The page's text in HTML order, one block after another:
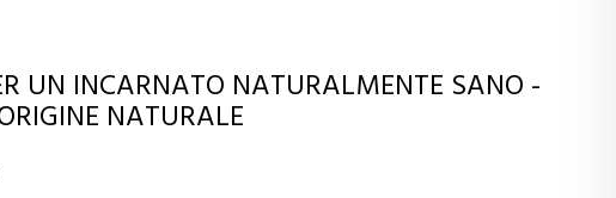
UN INCARNATO NATURALMENTE SANO -
NATURALE